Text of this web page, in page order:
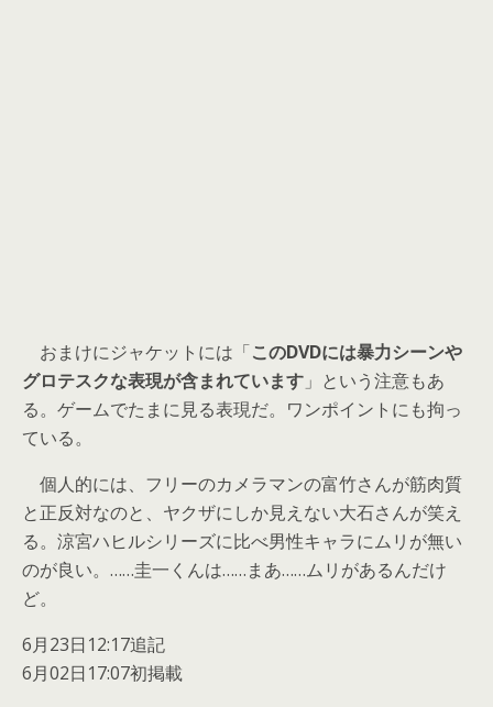
おまけにジャケットには「このDVDには暴力シーンや
グロテスクな表現が含まれています 」という注意もあ
る。ゲームでたまに見る表現だ。ワンポイントにも拘っ
ている。
個人的には、フリーのカメラマンの富竹さんが筋肉質
と正反対なのと、ヤクザにしか見えない大石さんが笑え
る。涼宮ハヒルシリーズに比べ男性キャラにムリが無い
のが良い。……圭一くんは……まあ……ムリがあるんだけ
ど。
6月23日12:17追記
6月02日17:07初掲載